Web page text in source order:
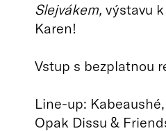
Slejvákem, výstavu
Karen!
Vstup s bezplatnou
Line-up:
Opak Dissu &